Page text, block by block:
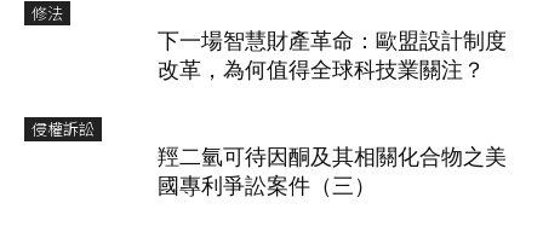
修法
下一場智慧財產革命：歐盟設計制度
改革，為何值得全球科技業關注？
侵權訴訟
羥二氫可待因酮及其相關化合物之美
國專利爭訟案件（三）